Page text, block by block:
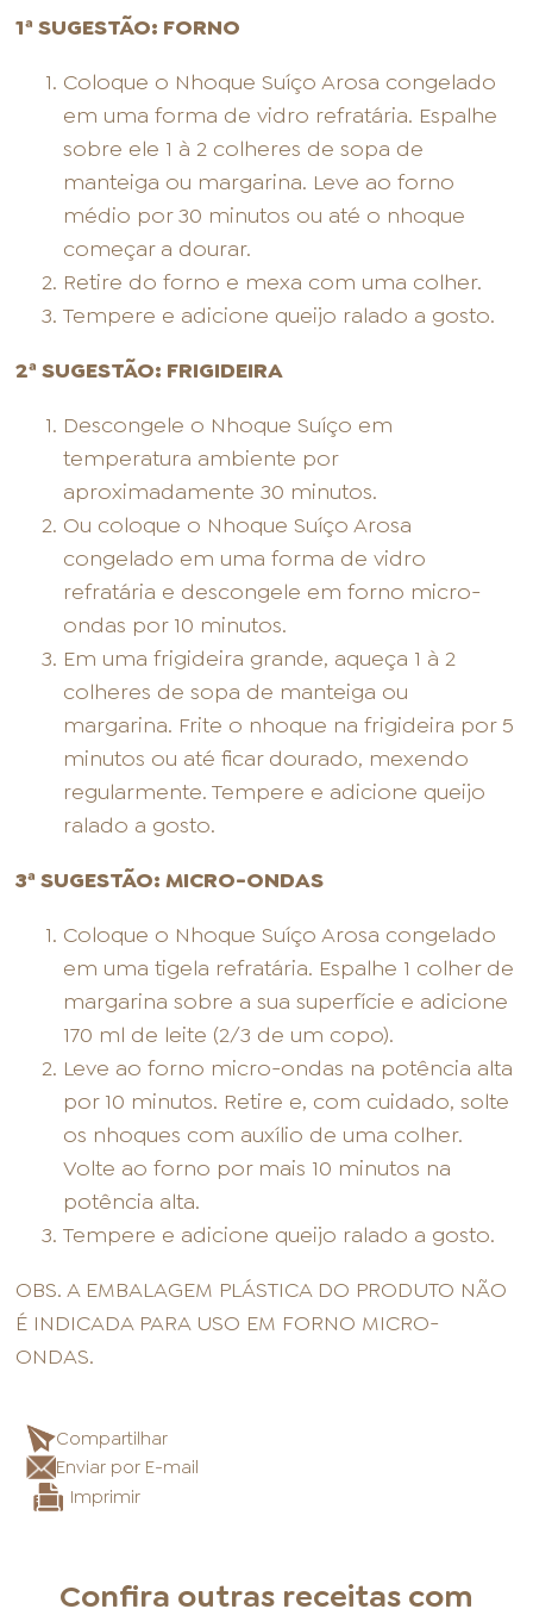
1ª SUGESTÃO: FORNO
Coloque o Nhoque Suíço Arosa congelado
em uma forma de vidro refratária. Espalhe
sobre ele 1 à 2 colheres de sopa de
manteiga ou margarina. Leve ao forno
médio por 30 minutos ou até o nhoque
começar a dourar.
Retire do forno e mexa com uma colher.
Tempere e adicione queijo ralado a gosto.
2ª SUGESTÃO: FRIGIDEIRA
Descongele o Nhoque Suíço em
temperatura ambiente por
aproximadamente 30 minutos.
Ou coloque o Nhoque Suíço Arosa
congelado em uma forma de vidro
refratária e descongele em forno micro-
ondas por 10 minutos.
Em uma frigideira grande, aqueça 1 à 2
colheres de sopa de manteiga ou
margarina. Frite o nhoque na frigideira por 5
minutos ou até ficar dourado, mexendo
regularmente. Tempere e adicione queijo
ralado a gosto.
3ª SUGESTÃO: MICRO-ONDAS
Coloque o Nhoque Suíço Arosa congelado
em uma tigela refratária. Espalhe 1 colher de
margarina sobre a sua superfície e adicione
170 ml de leite (2/3 de um copo).
Leve ao forno micro-ondas na potência alta
por 10 minutos. Retire e, com cuidado, solte
os nhoques com auxílio de uma colher.
Volte ao forno por mais 10 minutos na
potência alta.
Tempere e adicione queijo ralado a gosto.
OBS. A EMBALAGEM PLÁSTICA DO PRODUTO NÃO
É INDICADA PARA USO EM FORNO MICRO-
ONDAS.
Compartilhar
Enviar por E-mail
Imprimir
Confira outras receitas com